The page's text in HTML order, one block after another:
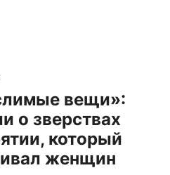
вещи»:
о зверствах
который
женщин